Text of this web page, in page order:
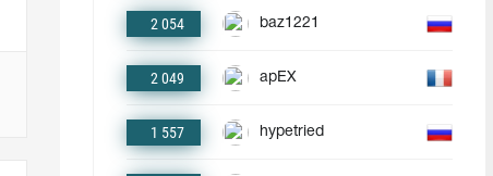
2 054 baz1221
2 049 apEX
1 557 hypetried